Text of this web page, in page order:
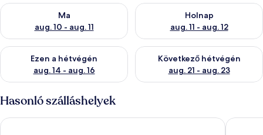
Ma
aug. 10 - aug. 11
A ma esti rendelkezésre állás ellenőrzése: aug. 10 - aug. 11
Holnap
aug. 11 - aug. 12
A holnapi rendelkezésre állás
Ezen a hétvégén
aug. 14 - aug. 16
A mostani hétvégi rendelkezésre állás ellenőrzése: aug. 14 -
Következő hétvégén
aug. 21 - aug. 23
A következő hétvégi
Hasonló szálláshelyek
THE SEVEN GENOVA Atelier